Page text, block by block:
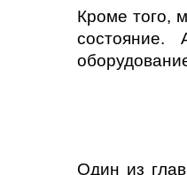
Кроме того,
состояние.
Один из